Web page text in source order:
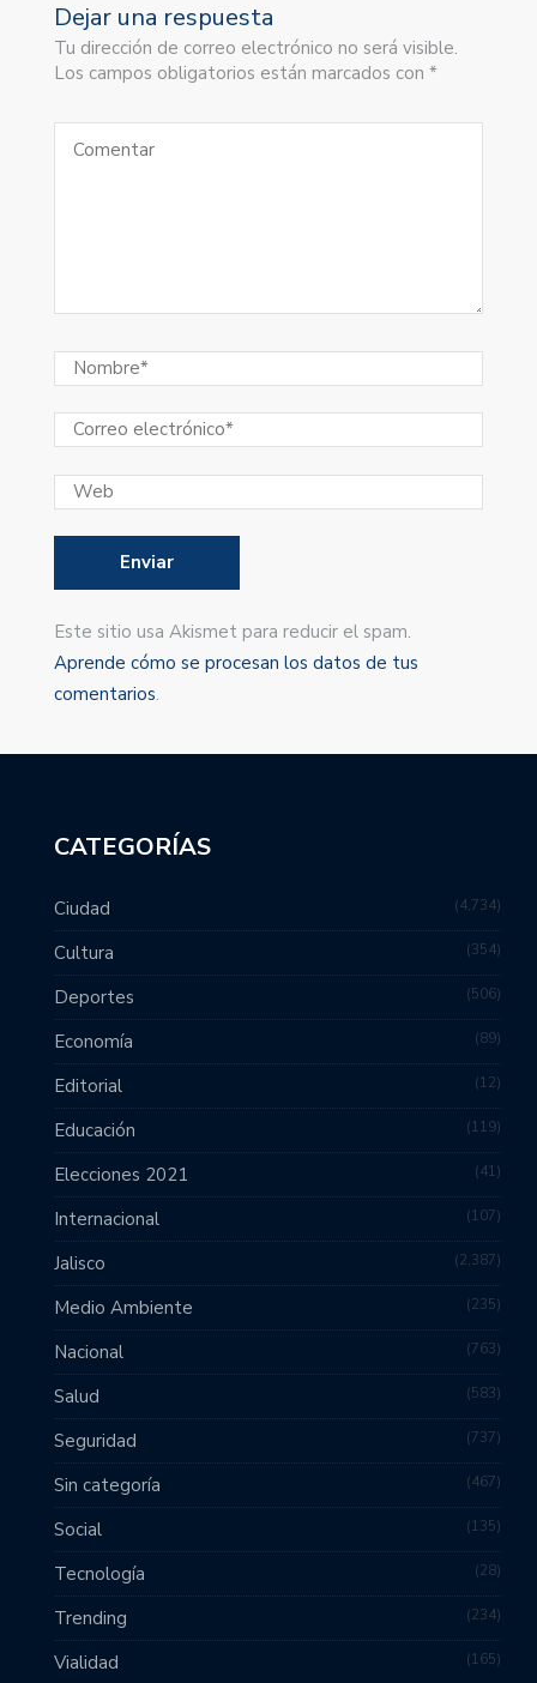
Dejar una respuesta
Tu dirección de correo electrónico no será visible.
Los campos obligatorios están marcados con *
Este sitio usa Akismet para reducir el spam.
Aprende cómo se procesan los datos de tus
comentarios.
CATEGORÍAS
Ciudad 4,734
Cultura 354
Deportes 506
Economía 89
Editorial 12
Educación 119
Elecciones 2021 41
Internacional 107
Jalisco 2,387
Medio Ambiente 235
Nacional 763
Salud 583
Seguridad 737
Sin categoría 467
Social 135
Tecnología 28
Trending 234
Vialidad 165